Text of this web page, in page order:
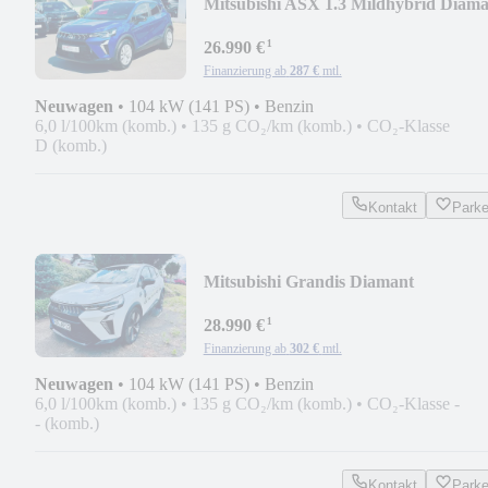
26.990 €¹
Finanzierung ab 287 € mtl.
Neuwagen • 104 kW (141 PS) • Benzin
6,0 l/100km (komb.) • 135 g CO₂/km (komb.) • CO₂-Klasse
D (komb.)
Kontakt
Mitsubishi Grandis Diamant
28.990 €¹
Finanzierung ab 302 € mtl.
Neuwagen • 104 kW (141 PS) • Benzin
6,0 l/100km (komb.) • 135 g CO₂/km (komb.) • CO₂-Klasse -
- (komb.)